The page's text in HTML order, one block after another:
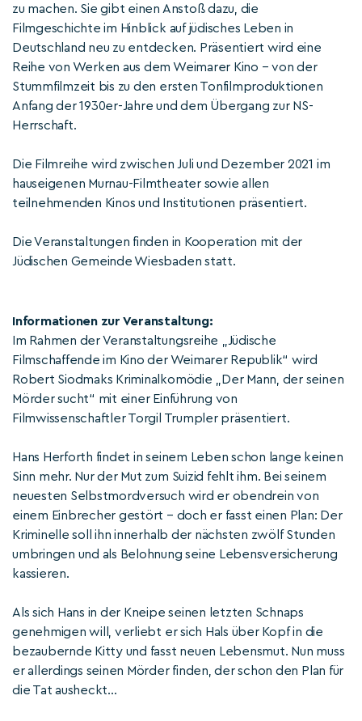
zu machen. Sie gibt einen Anstoß dazu, die
Filmgeschichte im Hinblick auf jüdisches Leben in
Deutschland neu zu entdecken. Präsentiert wird eine
Reihe von Werken aus dem Weimarer Kino – von der
Stummfilmzeit bis zu den ersten Tonfilmproduktionen
Anfang der 1930er-Jahre und dem Übergang zur NS-
Herrschaft.
Die Filmreihe wird zwischen Juli und Dezember 2021 im
hauseigenen Murnau-Filmtheater sowie allen
teilnehmenden Kinos und Institutionen präsentiert.
Die Veranstaltungen finden in Kooperation mit der
Jüdischen Gemeinde Wiesbaden statt.
Informationen zur Veranstaltung:
Im Rahmen der Veranstaltungsreihe „Jüdische
Filmschaffende im Kino der Weimarer Republik“ wird
Robert Siodmaks Kriminalkomödie „Der Mann, der seinen
Mörder sucht“ mit einer Einführung von
Filmwissenschaftler Torgil Trumpler präsentiert.
Hans Herforth findet in seinem Leben schon lange keinen
Sinn mehr. Nur der Mut zum Suizid fehlt ihm. Bei seinem
neuesten Selbstmordversuch wird er obendrein von
einem Einbrecher gestört – doch er fasst einen Plan: Der
Kriminelle soll ihn innerhalb der nächsten zwölf Stunden
umbringen und als Belohnung seine Lebensversicherung
kassieren.
Als sich Hans in der Kneipe seinen letzten Schnaps
genehmigen will, verliebt er sich Hals über Kopf in die
bezaubernde Kitty und fasst neuen Lebensmut. Nun muss
er allerdings seinen Mörder finden, der schon den Plan für
die Tat ausheckt...